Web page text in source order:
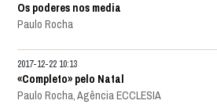
Os poderes nos media
Paulo Rocha
2017-12-22 10:13
«Completo» pelo Natal
Paulo Rocha, Agência ECCLESIA